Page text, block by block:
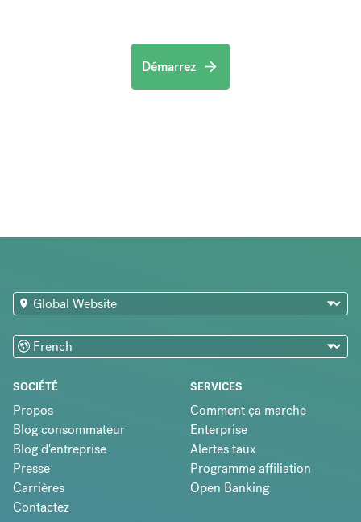
Démarrez
SOCIÉTÉ
Propos
Blog consommateur
Blog d'entreprise
Presse
Carrières
Contactez
SERVICES
Comment ça marche
Enterprise
Alertes taux
Programme affiliation
Open Banking